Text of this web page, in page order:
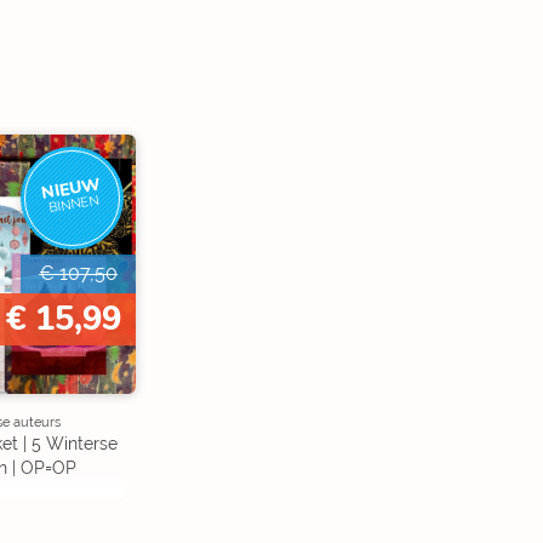
NIEUW
BINNEN
€ 107,50
€ 15,99
auteurs
| 5 Winterse
| OP=OP